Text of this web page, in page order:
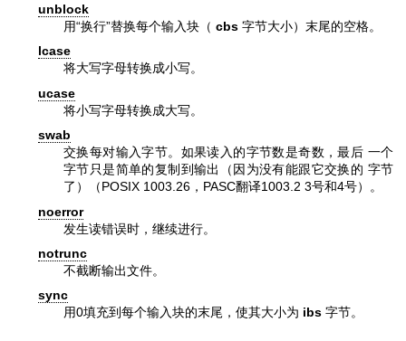
unblock
用“换行”替换每个输入块（ cbs 字节大小）末尾的空格。
lcase
将大写字母转换成小写。
ucase
将小写字母转换成大写。
swab
交换每对输入字节。如果读入的字节数是奇数，最后 一个
字节只是简单的复制到输出（因为没有能跟它交换的 字节
了）（POSIX 1003.26，PASC翻译1003.2 3号和4号）。
noerror
发生读错误时，继续进行。
notrunc
不截断输出文件。
sync
用0填充到每个输入块的末尾，使其大小为 ibs 字节。